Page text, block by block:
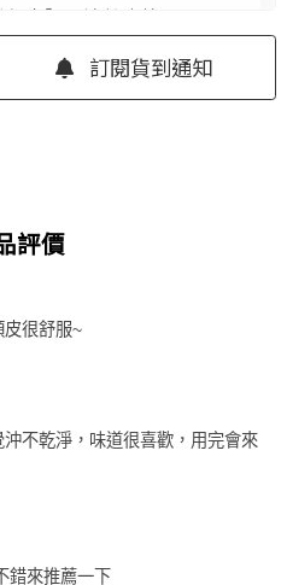
優惠】黑淬絲│蜂膠
清新亞麻)320ml/瓶
- 加購價$499
訂閱貨到通知
評價
皮很舒服~
不乾淨，味道很喜歡，用完會來
錯來推薦一下